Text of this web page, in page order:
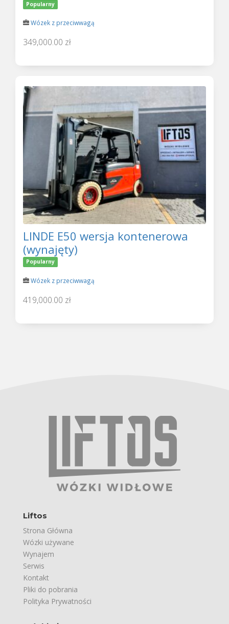
Popularny
Wózek z przeciwwagą
349,000.00 zł
LINDE E50 wersja kontenerowa
(wynajęty)
Popularny
Wózek z przeciwwagą
419,000.00 zł
Liftos
Strona Główna
Wózki używane
Wynajem
Serwis
Kontakt
Pliki do pobrania
Polityka Prywatności